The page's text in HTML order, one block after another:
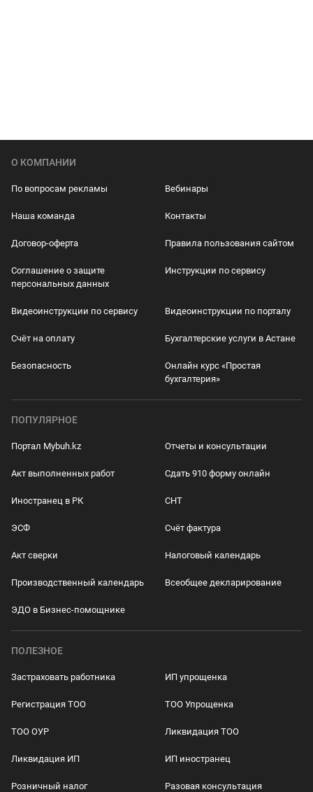
О КОМПАНИИ
По вопросам рекламы Вебинары
Наша команда Контакты
Договор-оферта Правила пользования сайтом
Соглашение о защите
персональных данных
Инструкции по сервису
Видеоинструкции по сервису Видеоинструкции по порталу
Счёт на оплату Бухгалтерские услуги в Астане
Безопасность
Онлайн курс «Простая
бухгалтерия»
ПОПУЛЯРНОЕ
Портал Mybuh.kz Отчеты и консультации
Акт выполненных работ Сдать 910 форму онлайн
Иностранец в РК СНТ
ЭСФ Счёт фактура
Акт сверки Налоговый календарь
Производственный календарь Всеобщее декларирование
ЭДО в Бизнес-помощнике
ПОЛЕЗНОЕ
Застраховать работника ИП упрощенка
Регистрация ТОО ТОО Упрощенка
ТОО ОУР Ликвидация ТОО
Ликвидация ИП ИП иностранец
Розничный налог Разовая консультация